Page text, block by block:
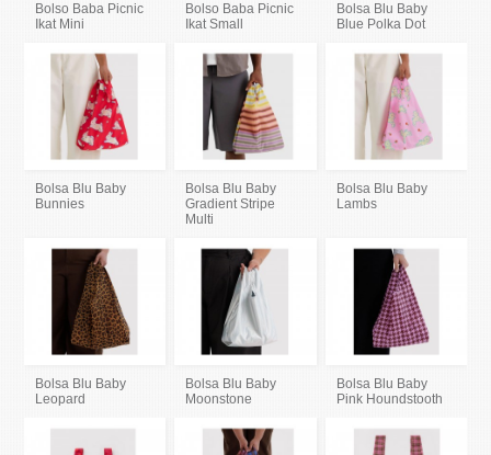
Bolso Baba Picnic
Ikat Mini
Bolso Baba Picnic
Ikat Small
Bolsa Blu Baby
Blue Polka Dot
Bolsa Blu Baby
Bunnies
Bolsa Blu Baby
Gradient Stripe
Multi
Bolsa Blu Baby
Lambs
Bolsa Blu Baby
Leopard
Bolsa Blu Baby
Moonstone
Bolsa Blu Baby
Pink Houndstooth